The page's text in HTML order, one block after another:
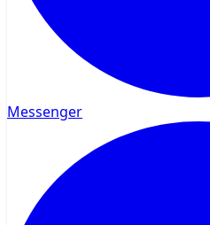
Messenger